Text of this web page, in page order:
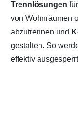
Trennlösungen
von Wohnräumen
abzutrennen und
gestalten. So
effektiv